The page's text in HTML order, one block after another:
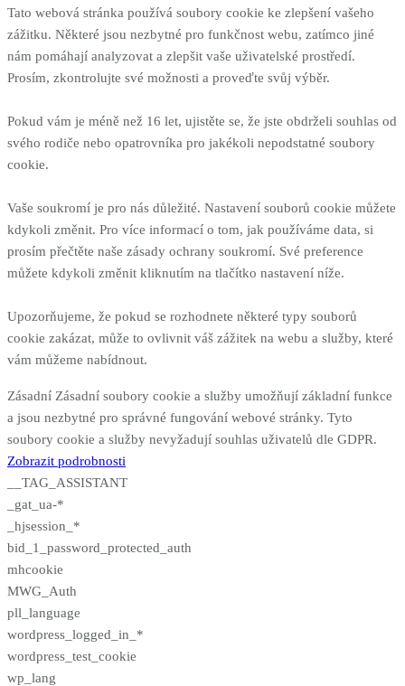
Tato webová stránka používá soubory cookie ke zlepšení vašeho
zážitku. Některé jsou nezbytné pro funkčnost webu, zatímco jiné
nám pomáhají analyzovat a zlepšit vaše uživatelské prostředí.
Prosím, zkontrolujte své možnosti a proveďte svůj výběr.
Pokud vám je méně než 16 let, ujistěte se, že jste obdrželi souhlas od
svého rodiče nebo opatrovníka pro jakékoli nepodstatné soubory
cookie.
Vaše soukromí je pro nás důležité. Nastavení souborů cookie můžete
kdykoli změnit. Pro více informací o tom, jak používáme data, si
prosím přečtěte naše zásady ochrany soukromí. Své preference
můžete kdykoli změnit kliknutím na tlačítko nastavení níže.
Upozorňujeme, že pokud se rozhodnete některé typy souborů
cookie zakázat, může to ovlivnit váš zážitek na webu a služby, které
vám můžeme nabídnout.
Zásadní Zásadní soubory cookie a služby umožňují základní funkce
a jsou nezbytné pro správné fungování webové stránky. Tyto
soubory cookie a služby nevyžadují souhlas uživatelů dle GDPR.
Zobrazit podrobnosti
__TAG_ASSISTANT
_gat_ua-*
_hjsession_*
bid_1_password_protected_auth
mhcookie
MWG_Auth
pll_language
wordpress_logged_in_*
wordpress_test_cookie
wp_lang